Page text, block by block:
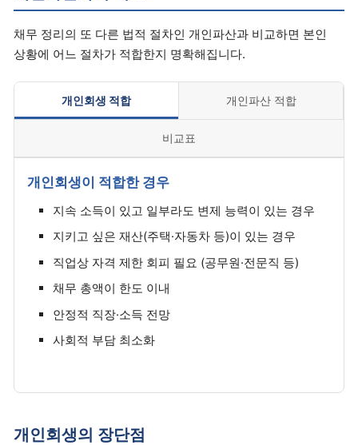
채무 정리의 또 다른 법적 절차인 개인파산과 비교하면 본인
상황에 어느 절차가 적합한지 명확해집니다.
개인회생 적합 개인파산 적합
비교표
개인회생이 적합한 경우
지속 소득이 있고 일부라도 변제 능력이 있는 경우
지키고 싶은 재산(주택·자동차 등)이 있는 경우
직업상 자격 제한 회피 필요 (공무원·전문직 등)
채무 총액이 한도 이내
안정적 직장·소득 전망
사회적 부담 최소화
개인회생의 장단점